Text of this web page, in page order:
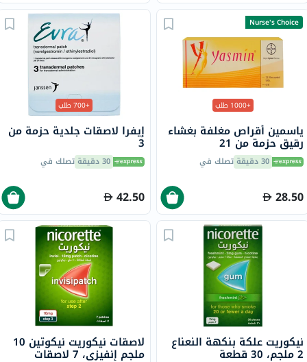
Nurse's Choice
+1000 طلب
ياسمين أقراص مغلفة بغشاء
رقيق حزمة من 21
30 دقيقة تصلك في
28.50
+700 طلب
إيفرا لاصقات جلدية حزمة من
3
30 دقيقة تصلك في
42.50
نيكوريت علكة بنكهة النعناع
2 ملجم، 30 قطعة
لاصقات نيكوريت نيكوتين 10
ملجم إنفيزي، 7 لاصقات